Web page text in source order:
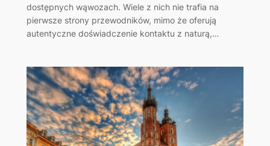
dostępnych wąwozach. Wiele z nich nie trafia na
pierwsze strony przewodników, mimo że oferują
autentyczne doświadczenie kontaktu z naturą,…